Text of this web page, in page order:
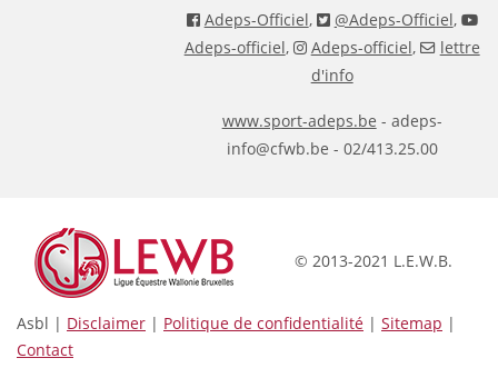
Adeps-Officiel, @Adeps-Officiel,
Adeps-officiel, Adeps-officiel,
lettre
d'info
www.sport-adeps.be - adeps-
info@cfwb.be - 02/413.25.00
© 2013-2021 L.E.W.B.
Asbl | Disclaimer | Politique de confidentialité | Sitemap |
Contact